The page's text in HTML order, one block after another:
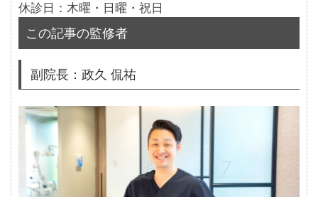
休診日：木曜・日曜・祝日
この記事の監修者
副院長：政久 侃祐